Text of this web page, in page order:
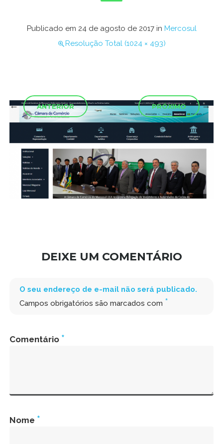
Publicado em 24 de agosto de 2017in Mercosul
Resolução Total (1024 × 493)
← ANTERIOR PRÓXIMO →
DEIXE UM COMENTÁRIO
O seu endereço de e-mail não será publicado.
Campos obrigatórios são marcados com *
Comentário *
Nome *